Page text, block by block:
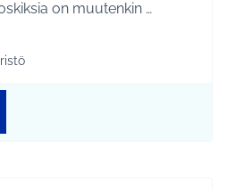
on muutenkin …
Koko Tuusula
teeman mukaan: Ympäristö